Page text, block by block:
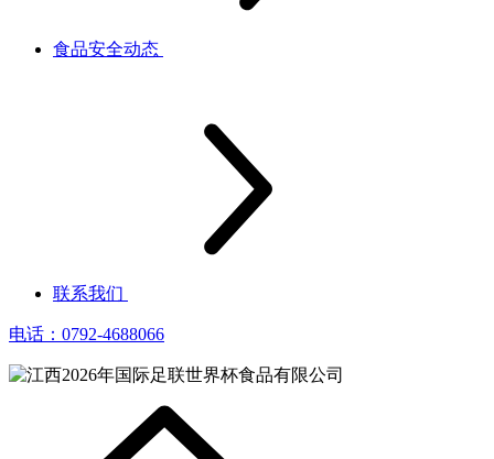
食品安全动态
联系我们
电话：0792-4688066